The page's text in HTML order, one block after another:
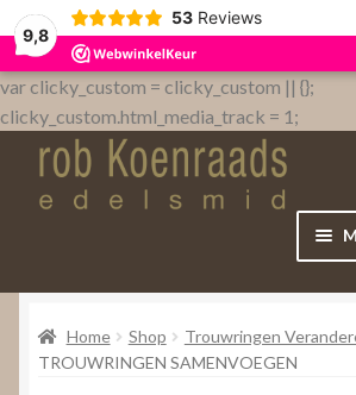
9,8
53 Reviews
var clicky_custom = clicky_custom || {};
clicky_custom.html_media_track = 1;
Home
WebShop
Home Shop
Trouwringen
TROUWRINGEN SAMENVOEGEN